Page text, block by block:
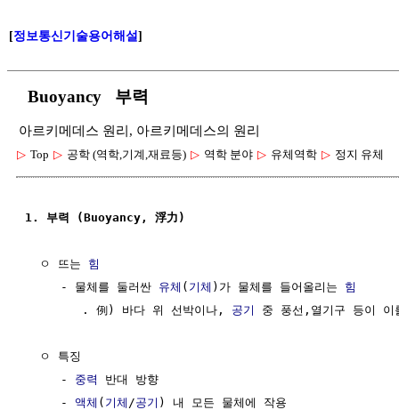
[정보통신기술용어해설]
Buoyancy 부력
아르키메데스 원리, 아르키메데스의 원리
▷ Top ▷ 공학 (역학,기계,재료등) ▷ 역학 분야 ▷ 유체역학 ▷ 정지 유체
1. 부력 (Buoyancy, 浮力)
  ㅇ 뜨는
힘
     - 물체를 둘러싼
유체 ( 기체 )가 물체를 들어올리는 힘
        . 例) 바다 위 선박이나,
공기 중 풍선,열기구 등이 이
  ㅇ 특징
     -
중력
반대 방향
     -
액체 ( 기체 /공기 ) 내 모든 물체에 작용